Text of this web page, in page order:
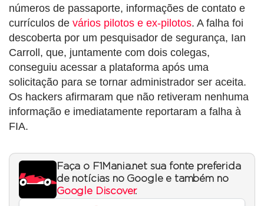
números de passaporte, informações de contato e
currículos de vários pilotos e ex-pilotos. A falha foi
descoberta por um pesquisador de segurança, Ian
Carroll, que, juntamente com dois colegas,
conseguiu acessar a plataforma após uma
solicitação para se tornar administrador ser aceita.
Os hackers afirmaram que não retiveram nenhuma
informação e imediatamente reportaram a falha à
FIA.
Faça o F1Mania.net sua fonte preferida
de notícias no Google e também no
Google Discover.